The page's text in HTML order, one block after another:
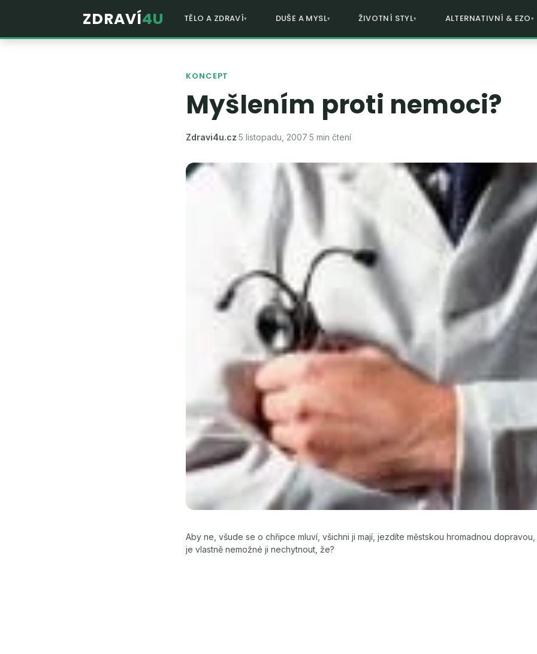
ZDRAVÍ4U TĚLO A ZDRAVÍ DUŠE A MYSL ŽIVOTNÍ STYL ALTERNATIVNÍ & EZO
KONCEPT
Myšlením proti nemoci?
Zdravi4u.cz·5 listopadu, 2007·5 min čtení
Aby ne, všude se o chřipce mluví, všichni ji mají, jezdíte městskou hromadnou
je vlastně nemožné ji nechytnout, že?